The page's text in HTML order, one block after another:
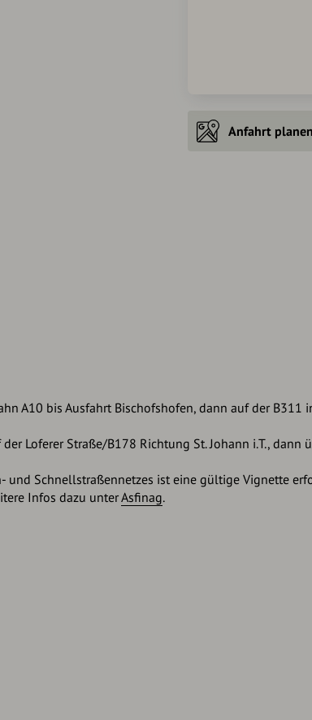
Anfahrt planen
A10 bis Ausfahrt Bischofshofen, dann auf der B311
Loferer Straße/B178 Richtung St. Johann i.T.,
und Schnellstraßennetzes ist eine gültige Vignette
Infos dazu unterAsfinag.